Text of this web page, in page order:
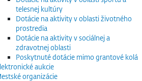
telesnej kultúry
Dotácie na aktivity v oblasti životného
prostredia
Dotácie na aktivity v sociálnej a
zdravotnej oblasti
Poskytnuté dotácie mimo grantové kolá
aukcie
organizácie